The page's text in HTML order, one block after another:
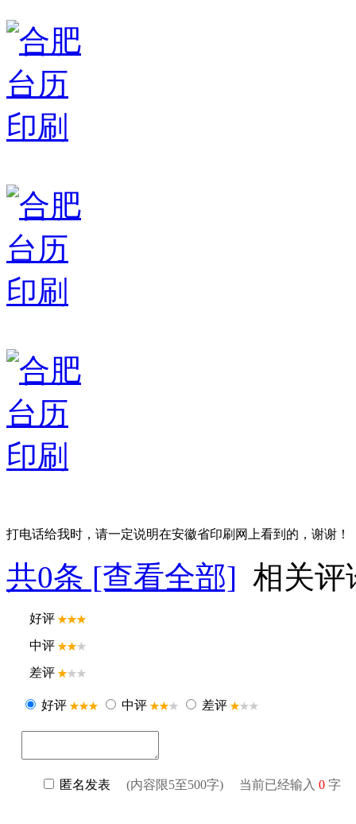
打电话给我时，请一定说明在安徽省印刷网上看到的，谢谢！
共0条 [查看全部] 相关评